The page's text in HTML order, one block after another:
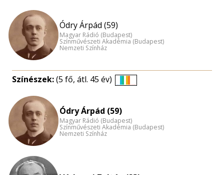
Ódry Árpád (59)
Magyar Rádió (Budapest)
Színművészeti Akadémia (Budapest)
Nemzeti Színház
Színészek:(5 fő, átl. 45 év)
Ódry Árpád (59)
Magyar Rádió (Budapest)
Színművészeti Akadémia (Budapest)
Nemzeti Színház